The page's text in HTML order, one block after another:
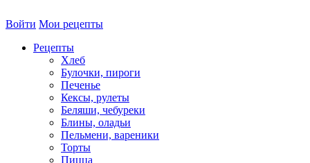
Войти Мои рецепты
Рецепты
Хлеб
Булочки, пироги
Печенье
Кексы, рулеты
Беляши, чебуреки
Блины, оладьи
Пельмени, вареники
Торты
Пицца